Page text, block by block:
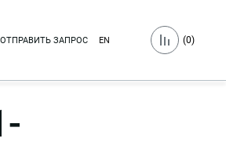
ОТПРАВИТЬ ЗАПРОС EN (0)